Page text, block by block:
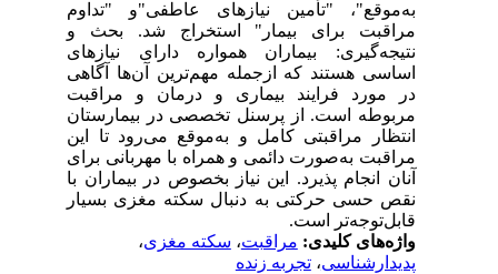
به‌موقع"، "تأمین نیازهای عاطفی"و "تداوم
مراقبت برای بیمار" استخراج شد. بحث و
نتیجه‌گیری: بیماران همواره دارای نیازهای
اساسی هستند که ازجمله مهم‌ترین آن‌ها آگاهی
در مورد فرایند بیماری و درمان و مراقبت
مربوطه است. از پرسنل تخصصی در بیمارستان
انتظار مراقبتی کامل و به‌موقع می‌رود تا این
مراقبت به‌صورت دائمی و همراه با مهربانی برای
آنان انجام پذیرد. این نیاز بخصوص در بیماران با
نقص حسی حرکتی به دنبال سکته مغزی بسیار
قابل‌توجه‌تر است.
واژه‌های کلیدی:مراقبت،سکته مغزی،
پدیدارشناسی،تجربه زنده